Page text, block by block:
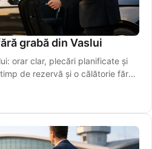
grabă din Vaslui
orar clar, plecări planificate și
de rezervă și o călătorie fără